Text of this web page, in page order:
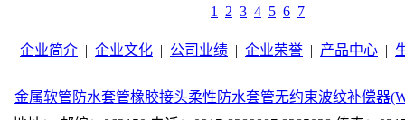
1 2 3 4 5 6 7
企业简介 | 企业文化 | 公司业绩 | 企业荣誉 | 产品中心 |
金属软管 防水套管橡胶接头柔性防水套管无约束波纹补偿器